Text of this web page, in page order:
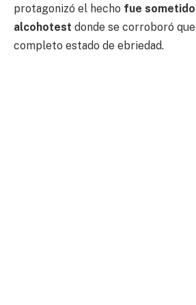
protagonizó el hecho fue sometido
alcohotest donde se corroboró
completo estado de ebriedad.